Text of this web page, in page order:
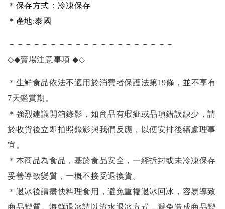
＊保存方式：冷凍保存
＊產地:泰國
－－－－－－－－－－－－－－－－－－－－
◇◆賣場注意事項◆◇
＊生鮮食品依法不適用於消費者保護法第19條，並不享有
7天鑑賞期。
＊強烈建議開箱錄影，如商品有瑕疵或品項錯誤缺少，請
於收貨後立即拍照錄影與我們反應，以便安排後續處理事
宜。
＊本商品為食品，基於食品安全，一經拆封或未冷凍保存
妥善導致變質，一概不接受退換貨。
＊退冰後請盡快料理食用，避免重複退冰回冰，容易導致